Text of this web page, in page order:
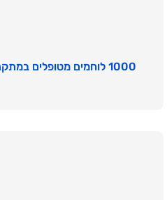
1000 לוחמים מטופלים במתקני בריאות הנפש של צה"ל